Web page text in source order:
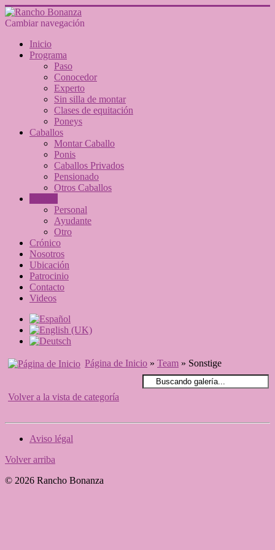
Cambiar navegación
Inicio
Programa
Paso
Conocedor
Experto
Sin silla de montar
Clases de equitación
Poneys
Caballos
Montar Caballo
Ponis
Caballos Privados
Pensionado
Otros Caballos
Personal
Ayudante
Otro
Crónico
Nosotros
Ubicación
Patrocinio
Contacto
Videos
Página de Inicio » Team » Sonstige
Volver a la vista de categoría
Aviso légal
Volver arriba
© 2026 Rancho Bonanza